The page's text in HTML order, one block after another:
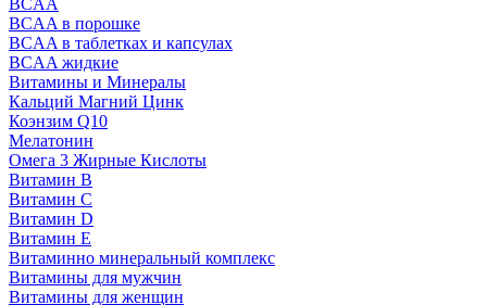
BCAA
BCAA в порошке
BCAA в таблетках и капсулах
BCAA жидкие
Витамины и Минералы
Кальций Магний Цинк
Коэнзим Q10
Мелатонин
Омега 3 Жирные Кислоты
Витамин B
Витамин C
Витамин D
Витамин E
Витаминно минеральный комплекс
Витамины для мужчин
Витамины для женщин